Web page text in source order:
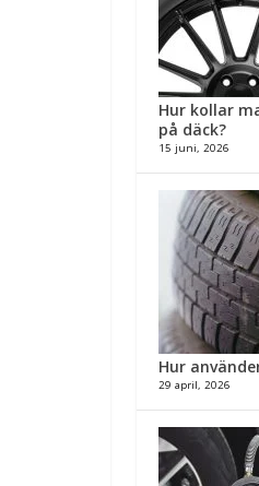
Hur kollar
på däck?
15 juni, 2026
Hur
29 april, 2026